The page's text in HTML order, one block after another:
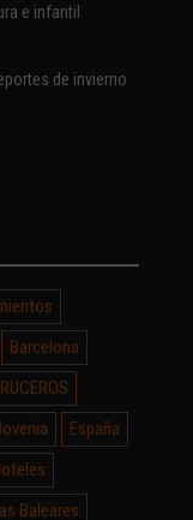
e infantil
de invierno
Barcelona
España
Baleares